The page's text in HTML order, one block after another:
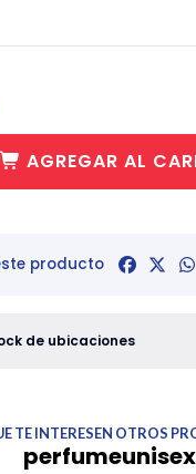
AGREGAR AL
producto
de ubicaciones
TE INTERESEN OTROS
perfumeunisex